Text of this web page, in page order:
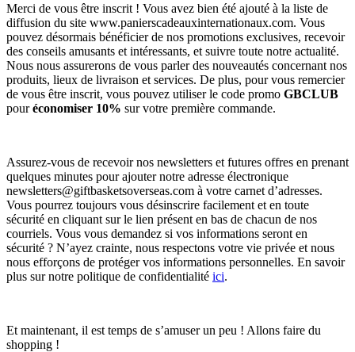
Merci de vous être inscrit ! Vous avez bien été ajouté à la liste de
diffusion du site www.panierscadeauxinternationaux.com. Vous
pouvez désormais bénéficier de nos promotions exclusives, recevoir
des conseils amusants et intéressants, et suivre toute notre actualité.
Nous nous assurerons de vous parler des nouveautés concernant nos
produits, lieux de livraison et services. De plus, pour vous remercier
de vous être inscrit, vous pouvez utiliser le code promo GBCLUB
pouréconomiser 10% sur votre première commande.
Assurez-vous de recevoir nos newsletters et futures offres en prenant
quelques minutes pour ajouter notre adresse électronique
newsletters@giftbasketsoverseas.com à votre carnet d’adresses.
Vous pourrez toujours vous désinscrire facilement et en toute
sécurité en cliquant sur le lien présent en bas de chacun de nos
courriels. Vous vous demandez si vos informations seront en
sécurité ? N’ayez crainte, nous respectons votre vie privée et nous
nous efforçons de protéger vos informations personnelles. En savoir
plus sur notre politique de confidentialité ici.
Et maintenant, il est temps de s’amuser un peu ! Allons faire du
shopping !